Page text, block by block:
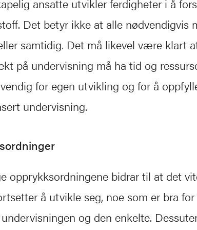
ansatte utvikler ferdigheter i å
Det betyr ikke at alle nødvendigvis
samtidig. Det må likevel være klart
på undervisning må ha tid og
for egen utvikling og for å
undervisning.
opprykksordningene bidrar til at det
å utvikle seg, noe som er bra
og den enkelte.